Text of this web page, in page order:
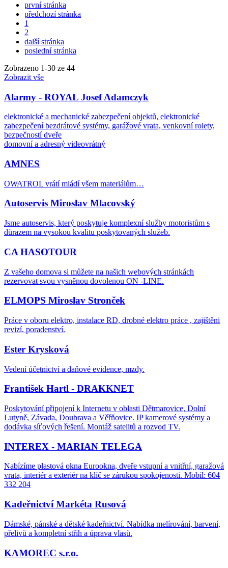
první stránka
předchozí stránka
1
2
další stránka
poslední stránka
Zobrazeno 1-30 ze 44
Zobrazit vše
Alarmy - ROYAL Josef Adamczyk
elektronické a mechanické zabezpečení objektů, elektronické
zabezpečení bezdrátové systémy, garážové vrata, venkovní rolety,
bezpečností dveře
domovní a adresný videovrátný
AMNES
OWATROL vrátí mládí všem materiálům…
Autoservis Miroslav Mlacovský
Jsme autoservis, který poskytuje komplexní služby motoristům s
důrazem na vysokou kvalitu poskytovaných služeb.
CA HASOTOUR
Z vašeho domova si můžete na našich webových stránkách
rezervovat svou vysněnou dovolenou ON -LINE.
ELMOPS Miroslav Stronček
Práce v oboru elektro, instalace RD, drobné elektro práce , zajištěni
revizí, poradenství.
Ester Krysková
Vedení účetnictví a daňové evidence, mzdy.
František Hartl - DRAKKNET
Poskytování připojení k Internetu v oblasti Dětmarovice, Dolní
Lutyně, Závada, Doubrava a Věřňovice. IP kamerové systémy a
dodávka síťových řešení. Montáž satelitů a rozvod TV.
INTEREX - MARIAN TELEGA
Nabízíme plastová okna Eurookna, dveře vstupní a vnitřní, garažová
vrata, interiér a exteriér na klíč se zárukou spokojenosti. Mobil: 604
332 204
Kadeřnictví Markéta Rusová
Dámské, pánské a dětské kadeřnictví. Nabídka melírování, barvení,
přelivů a kompletní střih a úprava vlasů.
KAMOREC s.r.o.